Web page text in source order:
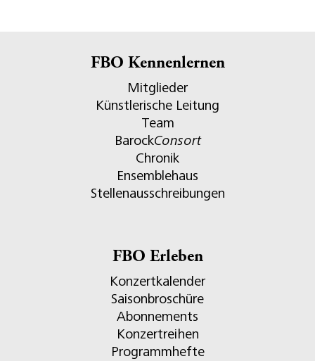
FBO Kennenlernen
Mitglieder
Künstlerische Leitung
Team
BarockConsort
Chronik
Ensemblehaus
Stellenausschreibungen
FBO Erleben
Konzertkalender
Saisonbroschüre
Abonnements
Konzertreihen
Programmhefte